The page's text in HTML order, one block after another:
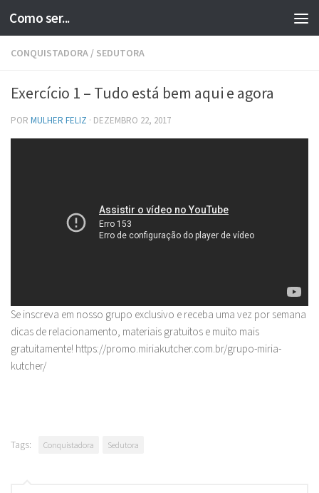
Skip to content
Como ser...
CONQUISTADORA / SEDUTORA
Exercício 1 – Tudo está bem aqui e agora
POR MULHER FELIZ · DEZEMBRO 22, 2017
Se inscreva em nosso grupo exclusivo e receba uma vez por semana
dicas de relacionamento, materiais gratuitos e muito mais
gratuitamente! https://promo.miriakutcher.com.br/grupo-miria-
kutcher/
Tags: Conquistadora Sedutora